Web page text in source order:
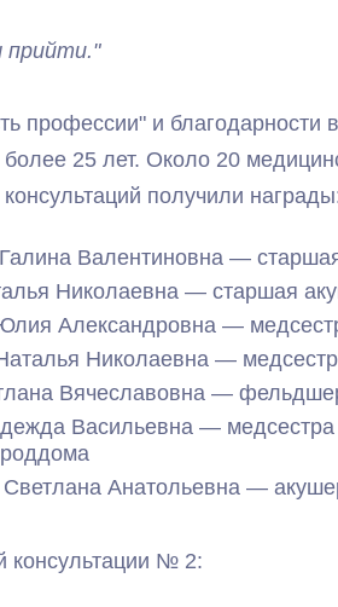
прийти."
профессии" и благодарности
25 лет. Около 20
получили
Валентиновна —
Николаевна — старшая
Александровна —
Николаевна —
Вячеславовна —
Васильевна — медсестра
Анатольевна —
консультации № 2: